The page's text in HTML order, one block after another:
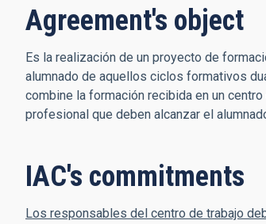
Agreement's object
Es la realización de un proyecto de
alumnado de aquellos ciclos formativos
combine la formación recibida en un
profesional que deben alcanzar el
IAC's commitments
Los responsables del centro de trabajo